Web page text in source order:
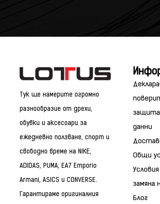
Тук ще намерите огромно
разнообразие от дрехи,
обувки и аксесоари за
ежедневно ползване, спорт и
свободно време на NIKE,
ADIDAS, PUMA, EA7 Emporio
Armani, ASICS и CONVERSE.
Гарантираме оригиналния
защита
данни
Общи
замяна
Блог